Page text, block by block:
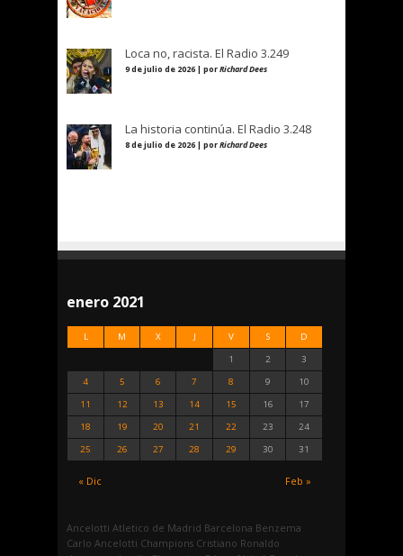
Loca no, racista. El Radio 3.249
9 de julio de 2026 | porRichard Dees
La historia continúa. El Radio 3.248
8 de julio de 2026 | porRichard Dees
enero 2021
L M X J V S D
« Dic Feb »
1 2
3
4
5 6 7 8 9
10
11
12 13 14 15 16
17
18
19 20 21 22 23
24
25
26 27 28 29 30 31
Ancelotti Atletico de Madrid Barcelona Benzema
Carlo Ancelotti Champions Cristiano Ronaldo